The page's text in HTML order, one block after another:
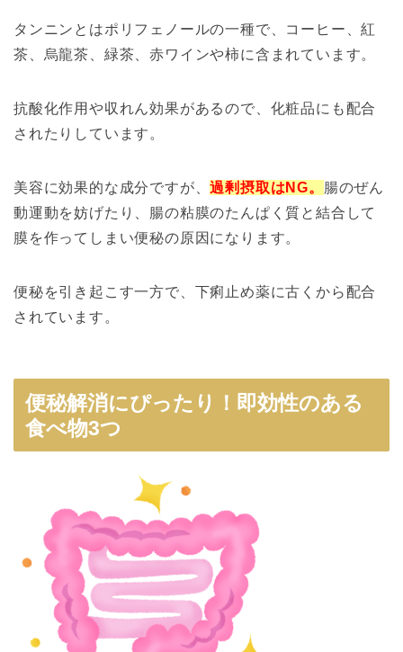
タンニンとはポリフェノールの一種で、コーヒー、紅
茶、烏龍茶、緑茶、赤ワインや柿に含まれています。
抗酸化作用や収れん効果があるので、化粧品にも配合
されたりしています。
美容に効果的な成分ですが、過剰摂取はNG。
腸のぜん
動運動を妨げたり、腸の粘膜のたんぱく質と 結合して
膜を作ってしまい便秘の原因になります。
便秘を引き起こす一方で、下痢止め薬に古くから配合
されています。
便秘解消にぴったり！即効性のある
食べ物3つ